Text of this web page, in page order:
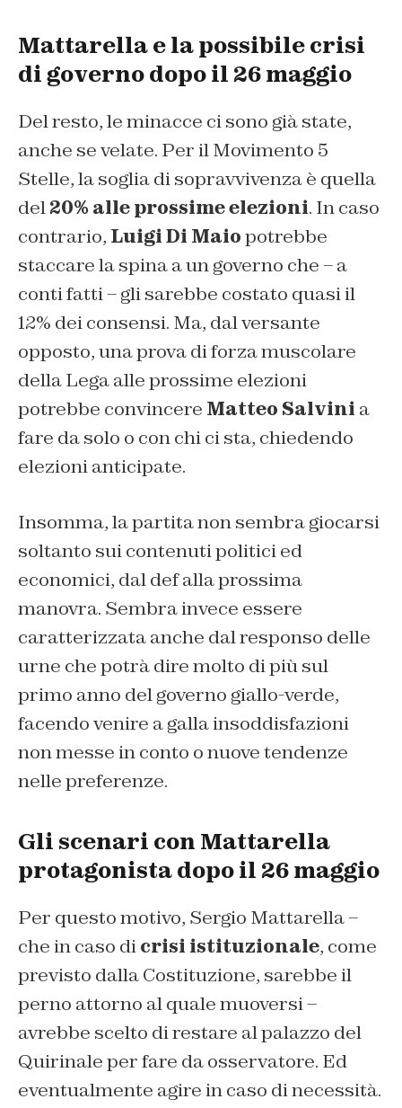
Mattarella e la possibile crisi
di governo dopo il 26 maggio
Del resto, le minacce ci sono già state,
anche se velate. Per il Movimento 5
Stelle, la soglia di sopravvivenza è quella
del20% alle prossime elezioni. In caso
contrario, Luigi Di Maiopotrebbe
staccare la spina a un governo che – a
conti fatti – gli sarebbe costato quasi il
12% dei consensi. Ma, dal versante
opposto, una prova di forza muscolare
della Lega alle prossime elezioni
potrebbe convincere Matteo Salvini a
fare da solo o con chi ci sta, chiedendo
elezioni anticipate.
Insomma, la partita non sembra giocarsi
soltanto sui contenuti politici ed
economici, dal def alla prossima
manovra. Sembra invece essere
caratterizzata anche dal responso delle
urne che potrà dire molto di più sul
primo anno del governo giallo-verde,
facendo venire a galla insoddisfazioni
non messe in conto o nuove tendenze
nelle preferenze.
Gli scenari con Mattarella
protagonista dopo il 26 maggio
Per questo motivo, Sergio Mattarella –
che in caso dicrisi istituzionale, come
previsto dalla Costituzione, sarebbe il
perno attorno al quale muoversi –
avrebbe scelto di restare al palazzo del
Quirinale per fare da osservatore. Ed
eventualmente agire in caso di necessità.